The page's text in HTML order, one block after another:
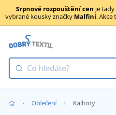
Srpnové rozpouštění cen je tady
vybrané kousky značky Malfini. Akce
Oblečení Kalhoty